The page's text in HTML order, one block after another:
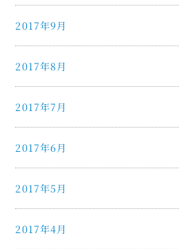
2017年9月
2017年8月
2017年7月
2017年6月
2017年5月
2017年4月